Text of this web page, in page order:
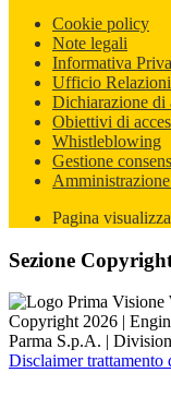
Cookie policy
Note legali
Informativa
Ufficio
Dichiarazione di
Obiettivi di
Whistleblowing
Gestione
Pagina
Sezione
Copyright 2026 |
Parma S.p.A. |
Disclaimer trattamento